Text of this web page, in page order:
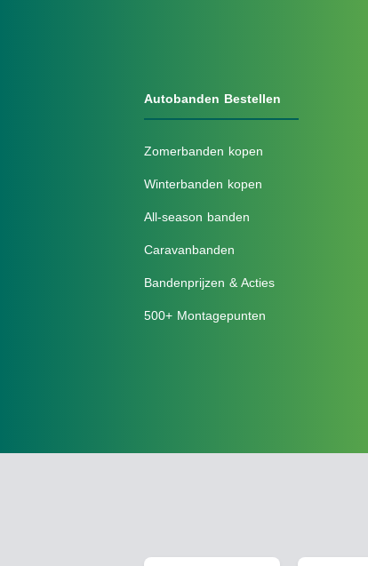
Autobanden Bestellen
Zomerbanden kopen
Winterbanden kopen
All-season banden
Caravanbanden
Bandenprijzen & Acties
500+ Montagepunten